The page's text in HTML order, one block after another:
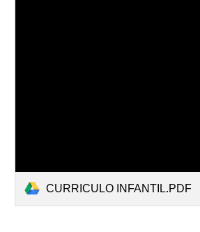
CURRICULO INFANTIL.PDF